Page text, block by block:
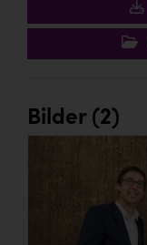
Bilder (2)